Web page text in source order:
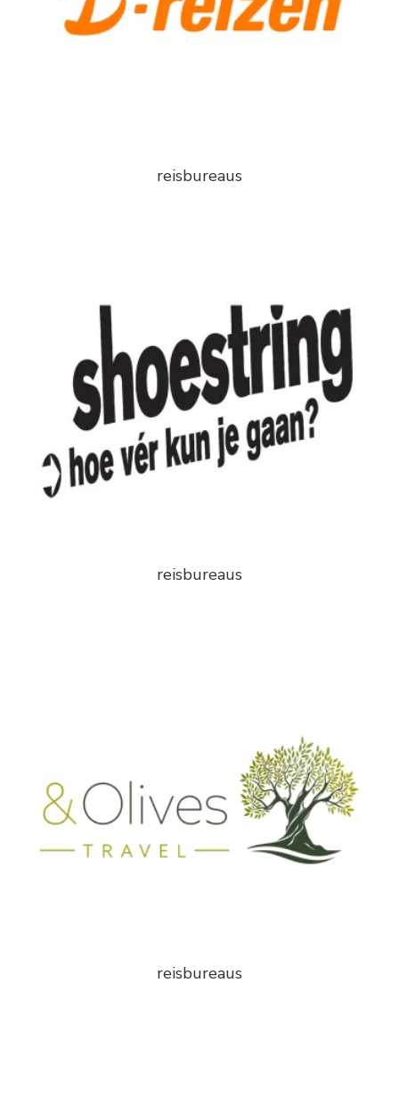
reisbureaus
reisbureaus
reisbureaus